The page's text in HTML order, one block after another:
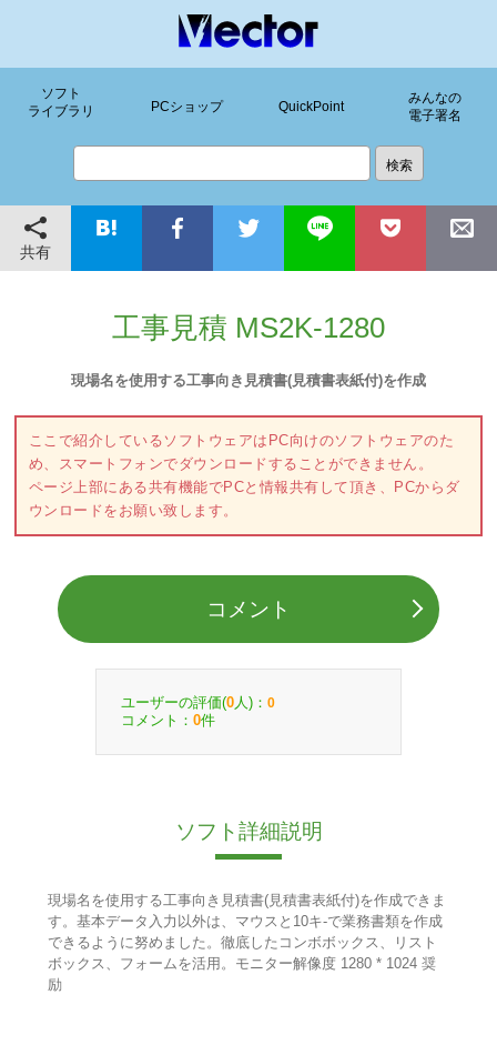
ソフト
ライブラリ
PCショップ QuickPoint
みんなの
電子署名
共有
工事見積 MS2K-1280
現場名を使用する工事向き見積書(見積書表紙付)を作成
ここで紹介しているソフトウェアはPC向けのソフトウェアのた
め、スマートフォンでダウンロードすることができません。
ページ上部にある共有機能でPCと情報共有して頂き、PCからダ
ウンロードをお願い致します。
コメント
ユーザーの評価(0 人)： 0
コメント： 0件
ソフト詳細説明
現場名を使用する工事向き見積書(見積書表紙付)を作成できま
す。基本データ入力以外は、マウスと10キ-で業務書類を作成
できるように努めました。徹底したコンボボックス、リスト
ボックス、フォームを活用。モニター解像度 1280 * 1024 奨
励